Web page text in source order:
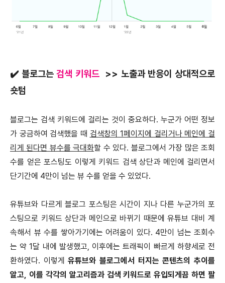
✔️ 블로그는검색 키워드>> 노출과 반응이 상대적으로
숏텀
블로그는 검색 키워드에 걸리는 것이 중요하다. 누군가 어떤 정보
가 궁금하여 검색했을 때 검색창의 1페이지에 걸리거나 메인에 걸
리게 된다면 뷰수를 극대화할 수 있다. 블로그에서 가장 많은 조회
수를 얻은 포스팅도 이렇게 키워드 검색 상단과 메인에 걸리면서
단기간에 4만이 넘는 뷰 수를 얻을 수 있었다.
유튜브와 다르게 블로그 포스팅은 시간이 지나 다른 누군가의 포
스팅으로 키워드 상단과 메인으로 바뀌기 때문에 유튜브 대비 계
속해서 뷰 수를 쌓아가기에는 어려움이 있다. 4만이 넘는 조회수
는 약 1달 내에 발생했고, 이후에는 트래픽이 빠르게 하향세로 전
환하였다. 이렇게유튜브와 블로그에서 터지는 콘텐츠의 추이를
알고, 이를 각각의 알고리즘과 검색 키워드로 유입되게끔 하면 팔